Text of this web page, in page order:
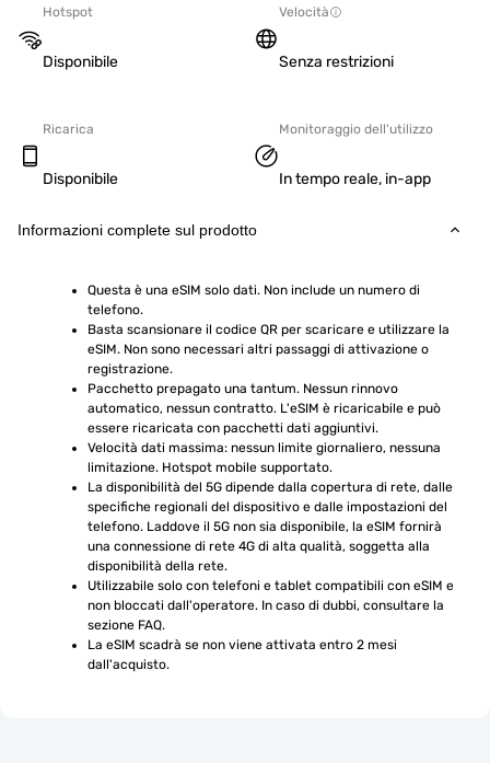
Hotspot
Disponibile
Velocità
Senza restrizioni
Ricarica
Disponibile
Monitoraggio dell'utilizzo
In tempo reale, in-app
Informazioni complete sul prodotto
Questa è una eSIM solo dati. Non include un numero di
telefono.
Basta scansionare il codice QR per scaricare e utilizzare la
eSIM. Non sono necessari altri passaggi di attivazione o
registrazione.
Pacchetto prepagato una tantum. Nessun rinnovo
automatico, nessun contratto. L'eSIM è ricaricabile e può
essere ricaricata con pacchetti dati aggiuntivi.
Velocità dati massima: nessun limite giornaliero, nessuna
limitazione. Hotspot mobile supportato.
La disponibilità del 5G dipende dalla copertura di rete, dalle
specifiche regionali del dispositivo e dalle impostazioni del
telefono. Laddove il 5G non sia disponibile, la eSIM fornirà
una connessione di rete 4G di alta qualità, soggetta alla
disponibilità della rete.
Utilizzabile solo con telefoni e tablet compatibili con eSIM e
non bloccati dall'operatore. In caso di dubbi, consultare la
sezione FAQ.
La eSIM scadrà se non viene attivata entro 2 mesi
dall'acquisto.